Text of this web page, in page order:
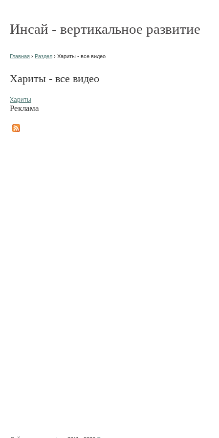
Инсай - вертикальное развитие
Главная › Раздел › Хариты - все видео
Хариты - все видео
Хариты
Реклама